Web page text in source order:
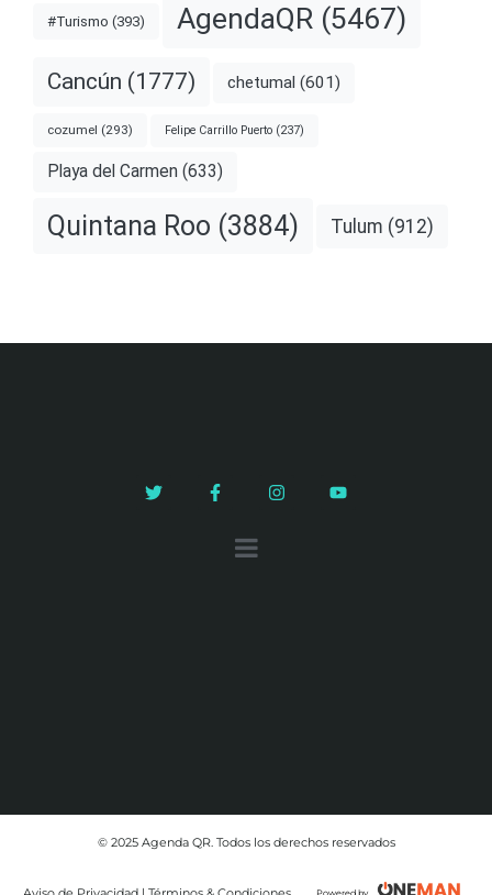
#Turismo (393) AgendaQR (5467)
Cancún (1777) chetumal (601)
cozumel (293) Felipe Carrillo Puerto (237)
Playa del Carmen (633)
Quintana Roo (3884) Tulum (912)
© 2025 Agenda QR. Todos los derechos reservados